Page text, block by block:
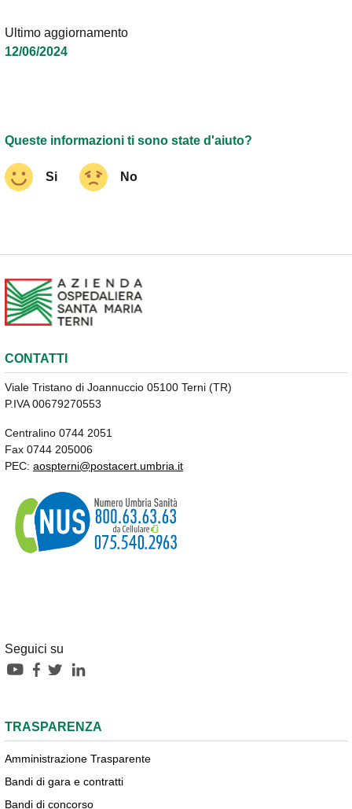
Ultimo aggiornamento
12/06/2024
Queste informazioni ti sono state d'aiuto?
Si No
CONTATTI
Viale Tristano di Joannuccio 05100 Terni (TR)
P.IVA 00679270553
Centralino 0744 2051
Fax 0744 205006
PEC: aospterni@postacert.umbria.it
Seguici su
TRASPARENZA
Amministrazione Trasparente
Bandi di gara e contratti
Bandi di concorso